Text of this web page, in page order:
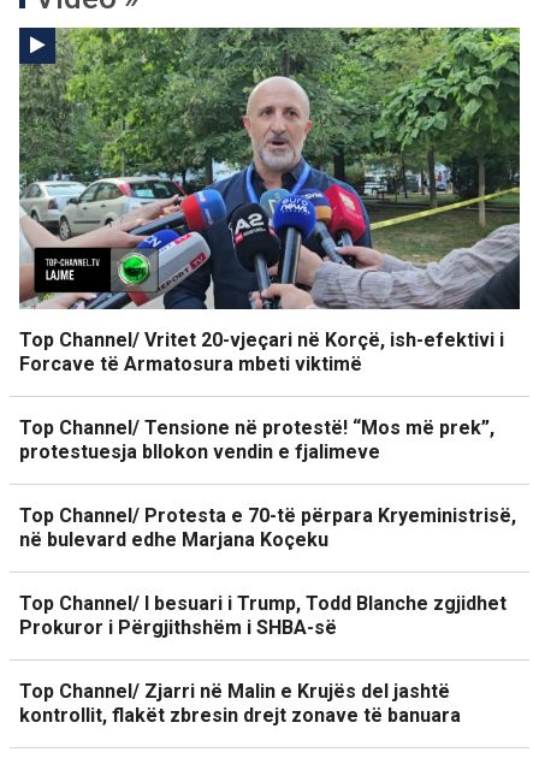
Top Channel/ Vritet 20-vjeçari në Korçë, ish-efektivi i
Forcave të Armatosura mbeti viktimë
Top Channel/ Tensione në protestë! “Mos më prek”,
protestuesja bllokon vendin e fjalimeve
Top Channel/ Protesta e 70-të përpara Kryeministrisë,
në bulevard edhe Marjana Koçeku
Top Channel/ I besuari i Trump, Todd Blanche zgjidhet
Prokuror i Përgjithshëm i SHBA-së
Top Channel/ Zjarri në Malin e Krujës del jashtë
kontrollit, flakët zbresin drejt zonave të banuara